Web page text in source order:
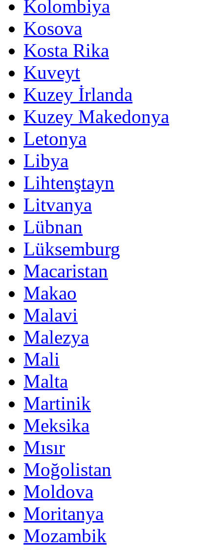
Kolombiya
Kosova
Kosta Rika
Kuveyt
Kuzey İrlanda
Kuzey Makedonya
Letonya
Libya
Lihtenştayn
Litvanya
Lübnan
Lüksemburg
Macaristan
Makao
Malavi
Malezya
Mali
Malta
Martinik
Meksika
Mısır
Moğolistan
Moldova
Moritanya
Mozambik